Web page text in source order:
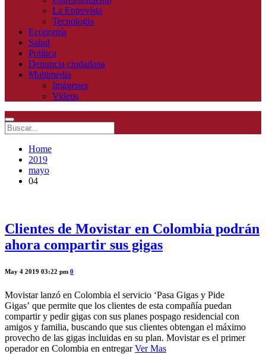
La Entrevista
Tecnologia
Economía
Salud
Política
Denuncia ciudadana
Multimedia
Imágenes
Videos
Home
2019
mayo
04
Clientes de Movistar en Colombia podrán
ahora compartir sus gigas
May 4 2019 03:22 pm 0
Movistar lanzó en Colombia el servicio ‘Pasa Gigas y Pide
Gigas’ que permite que los clientes de esta compañía puedan
compartir y pedir gigas con sus planes pospago residencial con
amigos y familia, buscando que sus clientes obtengan el máximo
provecho de las gigas incluidas en su plan. Movistar es el primer
operador en Colombia en entregarVer Mas